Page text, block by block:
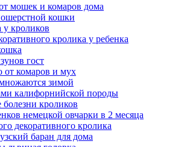
мошек и комаров дома
кошки
у кроликов
кролика у ребенка
гост
от комаров и мух
зимой
калифорнийской породы
кроликов
немецкой овчарки в 2 месяца
декоративного кролика
баран для дома